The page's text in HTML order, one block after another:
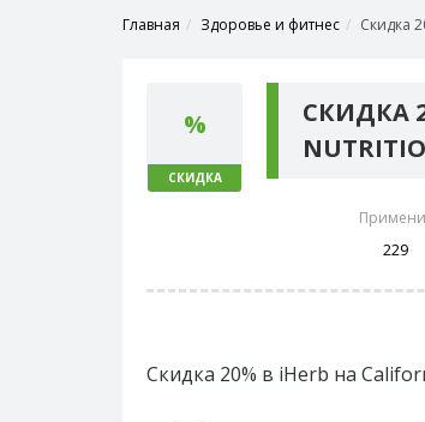
Главная Здоровье и фитнес Скидка
%
СКИДКА
СКИДКА
229
Скидка 20% в iHerb на